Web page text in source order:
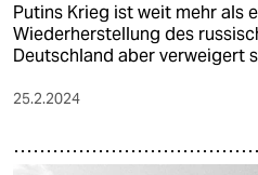
Putins Krieg ist weit mehr als
Wiederherstellung des
Deutschland aber verweigert
25.2.2024